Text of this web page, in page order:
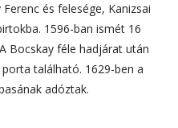
és felesége, Kanizsai
1596-ban ismét 16
Bocskay féle hadjárat után
található. 1629-ben a
adóztak.